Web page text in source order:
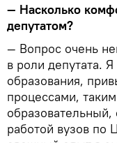
— Насколько
депутатом?
— Вопрос очень
в роли депутата.
образования,
процессами,
работой вузов по